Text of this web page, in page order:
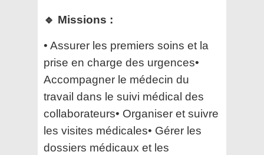
🔹 Missions :
• Assurer les premiers soins et la
prise en charge des urgences•
Accompagner le médecin du
travail dans le suivi médical des
collaborateurs• Organiser et suivre
les visites médicales• Gérer les
dossiers médicaux et les